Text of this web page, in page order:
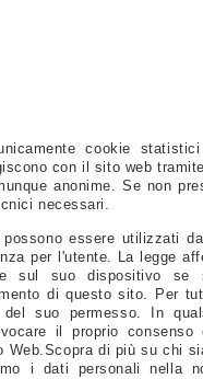
0114586 Capitale sociale: